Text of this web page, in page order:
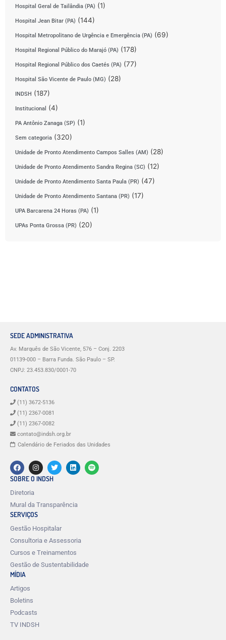
Hospital Geral de Tailândia (PA) (1)
Hospital Jean Bitar (PA) (144)
Hospital Metropolitano de Urgência e Emergência (PA) (69)
Hospital Regional Público do Marajó (PA) (178)
Hospital Regional Público dos Caetés (PA) (77)
Hospital São Vicente de Paulo (MG) (28)
INDSH (187)
Institucional (4)
PA Antônio Zanaga (SP) (1)
Sem categoria (320)
Unidade de Pronto Atendimento Campos Salles (AM) (28)
Unidade de Pronto Atendimento Sandra Regina (SC) (12)
Unidade de Pronto Atendimento Santa Paula (PR) (47)
Unidade de Pronto Atendimento Santana (PR) (17)
UPA Barcarena 24 Horas (PA) (1)
UPAs Ponta Grossa (PR) (20)
SEDE ADMINISTRATIVA
Av. Marquês de São Vicente, 576 – Conj. 2203
01139-000 – Barra Funda. São Paulo – SP.
CNPJ: 23.453.830/0001-70
CONTATOS
(11) 3672-5136
(11) 2367-0081
(11) 2367-0082
contato@indsh.org.br
Calendário de Feriados das Unidades
SOBRE O INDSH
Diretoria
Mural da Transparência
SERVIÇOS
Gestão Hospitalar
Consultoria e Assessoria
Cursos e Treinamentos
Gestão de Sustentabilidade
MÍDIA
Artigos
Boletins
Podcasts
TV INDSH